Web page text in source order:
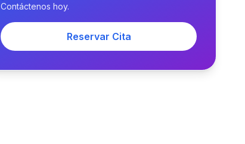
Contáctenos hoy.
Reservar Cita